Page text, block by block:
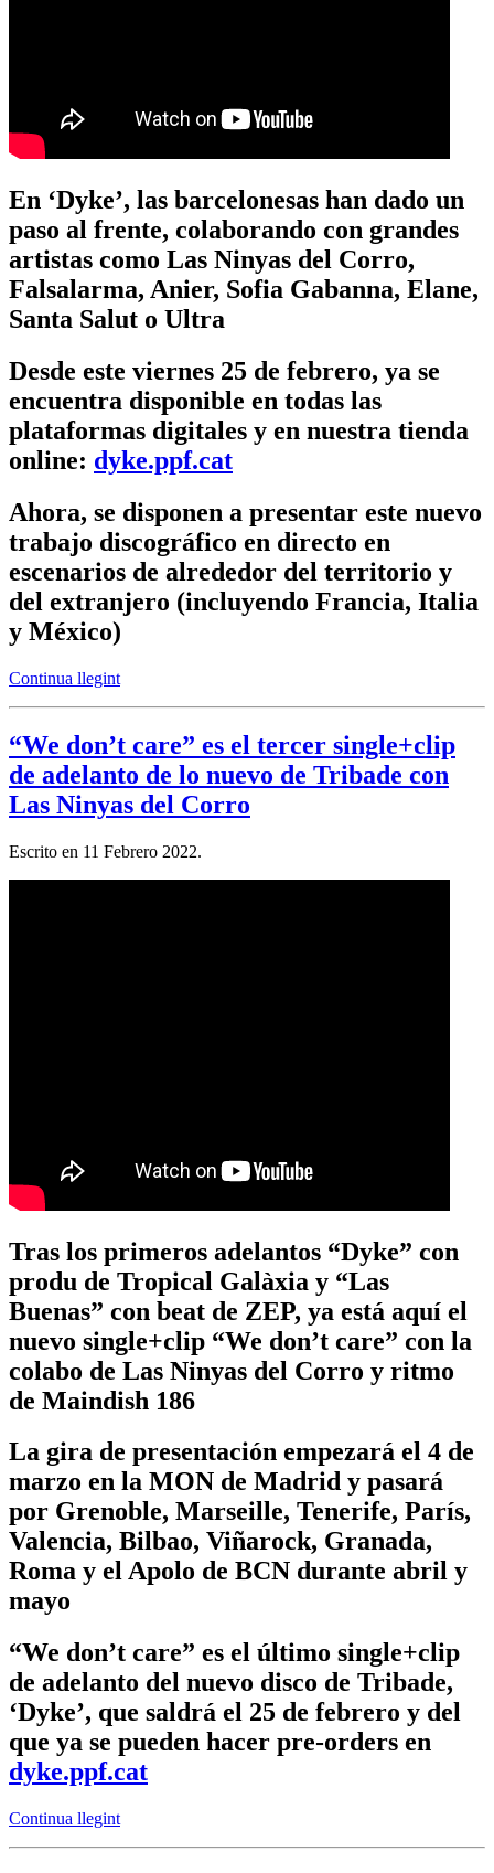
En ‘Dyke’, las barcelonesas han dado un
paso al frente, colaborando con grandes
artistas como Las Ninyas del Corro,
Falsalarma, Anier, Sofia Gabanna, Elane,
Santa Salut o Ultra
Desde este viernes 25 de febrero, ya se
encuentra disponible en todas las
plataformas digitales y en nuestra tienda
online: dyke.ppf.cat
Ahora, se disponen a presentar este nuevo
trabajo discográfico en directo en
escenarios de alrededor del territorio y
del extranjero (incluyendo Francia, Italia
y México)
Continua llegint
“We don’t care” es el tercer single+clip
de adelanto de lo nuevo de Tribade con
Las Ninyas del Corro
Escrito en 11 Febrero 2022.
Tras los primeros adelantos “Dyke” con
produ de Tropical Galàxia y “Las
Buenas” con beat de ZEP, ya está aquí el
nuevo single+clip “We don’t care” con la
colabo de Las Ninyas del Corro y ritmo
de Maindish 186
La gira de presentación empezará el 4 de
marzo en la MON de Madrid y pasará
por Grenoble, Marseille, Tenerife, París,
Valencia, Bilbao, Viñarock, Granada,
Roma y el Apolo de BCN durante abril y
mayo
“We don’t care” es el último single+clip
de adelanto del nuevo disco de Tribade,
‘Dyke’, que saldrá el 25 de febrero y del
que ya se pueden hacer pre-orders en
dyke.ppf.cat
Continua llegint